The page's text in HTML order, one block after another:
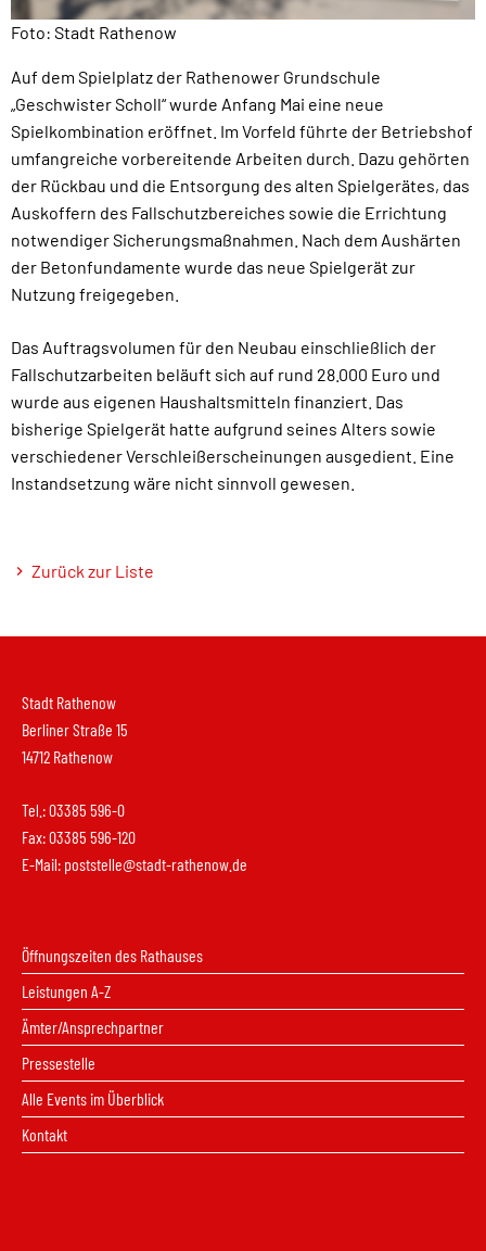
Foto: Stadt Rathenow
Auf dem Spielplatz der Rathenower Grundschule
„Geschwister Scholl“ wurde Anfang Mai eine neue
Spielkombination eröffnet. Im Vorfeld führte der Betriebshof
umfangreiche vorbereitende Arbeiten durch. Dazu gehörten
der Rückbau und die Entsorgung des alten Spielgerätes, das
Auskoffern des Fallschutzbereiches sowie die Errichtung
notwendiger Sicherungsmaßnahmen. Nach dem Aushärten
der Betonfundamente wurde das neue Spielgerät zur
Nutzung freigegeben.
Das Auftragsvolumen für den Neubau einschließlich der
Fallschutzarbeiten beläuft sich auf rund 28.000 Euro und
wurde aus eigenen Haushaltsmitteln finanziert. Das
bisherige Spielgerät hatte aufgrund seines Alters sowie
verschiedener Verschleißerscheinungen ausgedient. Eine
Instandsetzung wäre nicht sinnvoll gewesen.
Zurück zur Liste
Stadt Rathenow
Berliner Straße 15
14712 Rathenow
Tel.: 03385 596-0
Fax: 03385 596-120
E-Mail: poststelle@stadt-rathenow.de
Öffnungszeiten des Rathauses
Leistungen A-Z
Ämter/Ansprechpartner
Pressestelle
Alle Events im Überblick
Kontakt